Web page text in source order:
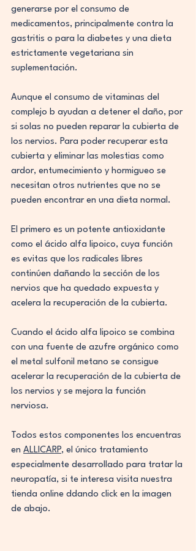
generarse por el consumo de
medicamentos, principalmente contra la
gastritis o para la diabetes y una dieta
estrictamente vegetariana sin
suplementación.
Aunque el consumo de vitaminas del
complejo b ayudan a detener el daño, por
si solas no pueden reparar la cubierta de
los nervios. Para poder recuperar esta
cubierta y eliminar las molestias como
ardor, entumecimiento y hormigueo se
necesitan otros nutrientes que no se
pueden encontrar en una dieta normal.
El primero es un potente antioxidante
como el ácido alfa lipoico, cuya función
es evitas que los radicales libres
continúen dañando la sección de los
nervios que ha quedado expuesta y
acelera la recuperación de la cubierta.
Cuando el ácido alfa lipoico se combina
con una fuente de azufre orgánico como
el metal sulfonil metano se consigue
acelerar la recuperación de la cubierta de
los nervios y se mejora la función
nerviosa.
Todos estos componentes los encuentras
en ALLICARP, el único tratamiento
especialmente desarrollado para tratar la
neuropatía, si te interesa visita nuestra
tienda online ddando click en la imagen
de abajo.